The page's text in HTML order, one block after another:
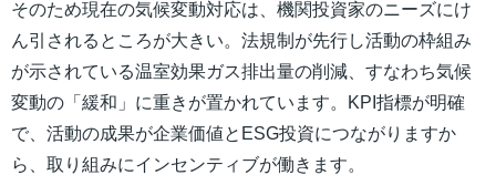
そのため現在の気候変動対応は、機関投資家のニーズにけ
ん引されるところが大きい。法規制が先行し活動の枠組み
が示されている温室効果ガス排出量の削減、すなわち気候
変動の「緩和」に重きが置かれています。KPI指標が明確
で、活動の成果が企業価値とESG投資につながりますか
ら、取り組みにインセンティブが働きます。